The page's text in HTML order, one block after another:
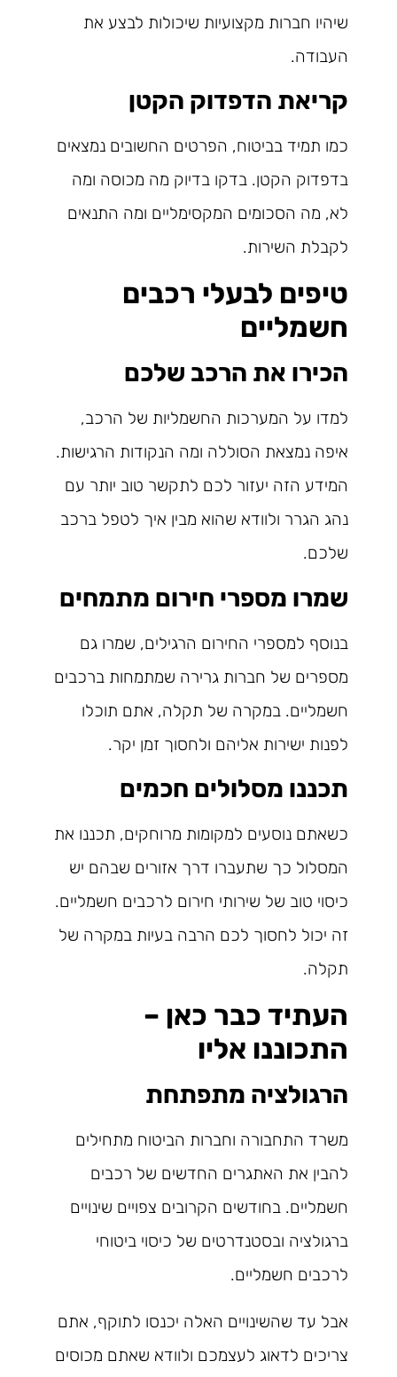
שיהיו חברות מקצועיות שיכולות לבצע את
העבודה.
קריאת הדפדוק הקטן
כמו תמיד בביטוח, הפרטים החשובים נמצאים
בדפדוק הקטן. בדקו בדיוק מה מכוסה ומה
לא, מה הסכומים המקסימליים ומה התנאים
לקבלת השירות.
טיפים לבעלי רכבים
חשמליים
הכירו את הרכב שלכם
למדו על המערכות החשמליות של הרכב,
איפה נמצאת הסוללה ומה הנקודות הרגישות.
המידע הזה יעזור לכם לתקשר טוב יותר עם
נהג הגרר ולוודא שהוא מבין איך לטפל ברכב
שלכם.
שמרו מספרי חירום מתמחים
בנוסף למספרי החירום הרגילים, שמרו גם
מספרים של חברות גרירה שמתמחות ברכבים
חשמליים. במקרה של תקלה, אתם תוכלו
לפנות ישירות אליהם ולחסוך זמן יקר.
תכננו מסלולים חכמים
כשאתם נוסעים למקומות מרוחקים, תכננו את
המסלול כך שתעברו דרך אזורים שבהם יש
כיסוי טוב של שירותי חירום לרכבים חשמליים.
זה יכול לחסוך לכם הרבה בעיות במקרה של
תקלה.
העתיד כבר כאן –
התכוננו אליו
הרגולציה מתפתחת
משרד התחבורה וחברות הביטוח מתחילים
להבין את האתגרים החדשים של רכבים
חשמליים. בחודשים הקרובים צפויים שינויים
ברגולציה ובסטנדרטים של כיסוי ביטוחי
לרכבים חשמליים.
אבל עד שהשינויים האלה יכנסו לתוקף, אתם
צריכים לדאוג לעצמכם ולוודא שאתם מכוסים